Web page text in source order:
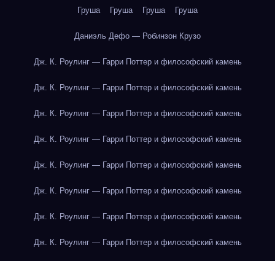
Груша Груша Груша Груша
Даниэль Дефо — Робинзон Крузо
Дж. К. Роулинг — Гарри Поттер и философский камень
Дж. К. Роулинг — Гарри Поттер и философский камень
Дж. К. Роулинг — Гарри Поттер и философский камень
Дж. К. Роулинг — Гарри Поттер и философский камень
Дж. К. Роулинг — Гарри Поттер и философский камень
Дж. К. Роулинг — Гарри Поттер и философский камень
Дж. К. Роулинг — Гарри Поттер и философский камень
Дж. К. Роулинг — Гарри Поттер и философский камень